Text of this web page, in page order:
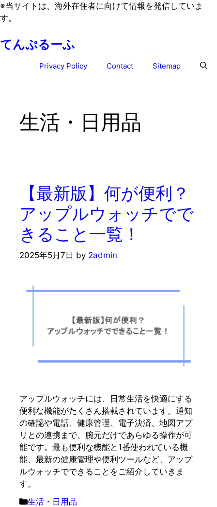
コ
ン
ン
※当サイトは、海外在住者に向けて情報を発信していま
す。
てんぷるーふ
Privacy Policy Contact Sitemap
生活・日用品
【最新版】何が便利？
アップルウォッチでで
きること一覧！
2025年5月7日 by 2admin
アップルウォッチには、日常生活を快適にする
便利な機能がたくさん搭載されています。通知
の確認や電話、健康管理、電子決済、地図アプ
リとの連携まで、腕元だけであらゆる操作が可
能です。最も便利な機能と1番使われている機
能、最新の健康管理や便利ツールなど、アップ
ルウォッチでできることをご紹介していきま
す。
カ
生活・日用品